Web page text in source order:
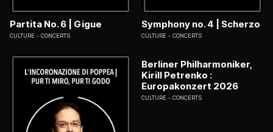
Partita No. 6 | Gigue
CULTURE CONCERTS
Symphony no. 4 | Scherzo
CULTURE CONCERTS
Berliner Philharmoniker,
Kirill Petrenko :
Europakonzert 2026
CULTURE CONCERTS